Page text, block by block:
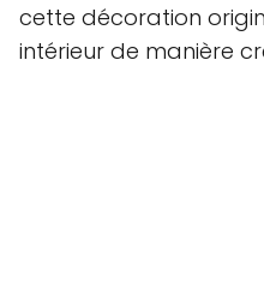
cette décoration
intérieur de manière